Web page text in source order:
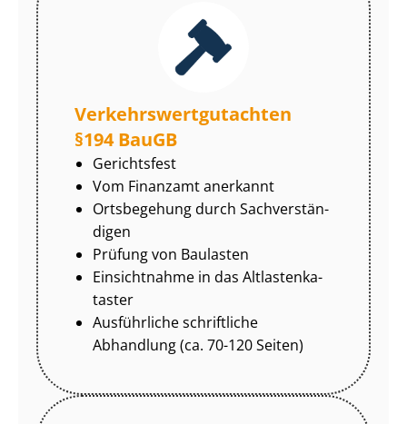
Ver­kehrs­wert­gut­ach­ten
§194 BauGB
Gerichtsfest
Vom Finanzamt anerkannt
Ortsbegehung durch Sach­ver­stän­
di­gen
Prüfung von Baulasten
Einsichtnahme in das Alt­las­ten­ka­
tas­ter
Ausführliche schriftliche
Abhandlung (ca. 70-120 Seiten)